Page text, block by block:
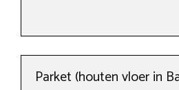
Parket (houten vloer in